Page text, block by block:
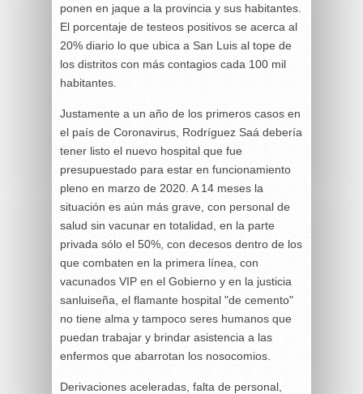
ponen en jaque a la provincia y sus habitantes.
El porcentaje de testeos positivos se acerca al
20% diario lo que ubica a San Luis al tope de
los distritos con más contagios cada 100 mil
habitantes.
Justamente a un año de los primeros casos en
el país de Coronavirus, Rodríguez Saá debería
tener listo el nuevo hospital que fue
presupuestado para estar en funcionamiento
pleno en marzo de 2020. A 14 meses la
situación es aún más grave, con personal de
salud sin vacunar en totalidad, en la parte
privada sólo el 50%, con decesos dentro de los
que combaten en la primera línea, con
vacunados VIP en el Gobierno y en la justicia
sanluiseña, el flamante hospital "de cemento"
no tiene alma y tampoco seres humanos que
puedan trabajar y brindar asistencia a las
enfermos que abarrotan los nosocomios.
Derivaciones aceleradas, falta de personal,